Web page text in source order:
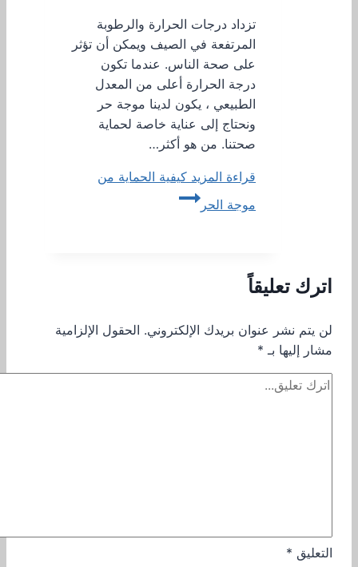
تزداد درجات الحرارة والرطوبة
المرتفعة في الصيف ويمكن أن تؤثر
على صحة الناس. عندما تكون
درجة الحرارة أعلى من المعدل
الطبيعي ، يكون لدينا موجة حر
ونحتاج إلى عناية خاصة لحماية
صحتنا. من هو أكثر…
قراءة المزيد كيفية الحماية من
موجة الحر
اترك تعليقاً
لن يتم نشر عنوان بريدك الإلكتروني. الحقول الإلزامية
مشار إليها بـ *
التعليق *